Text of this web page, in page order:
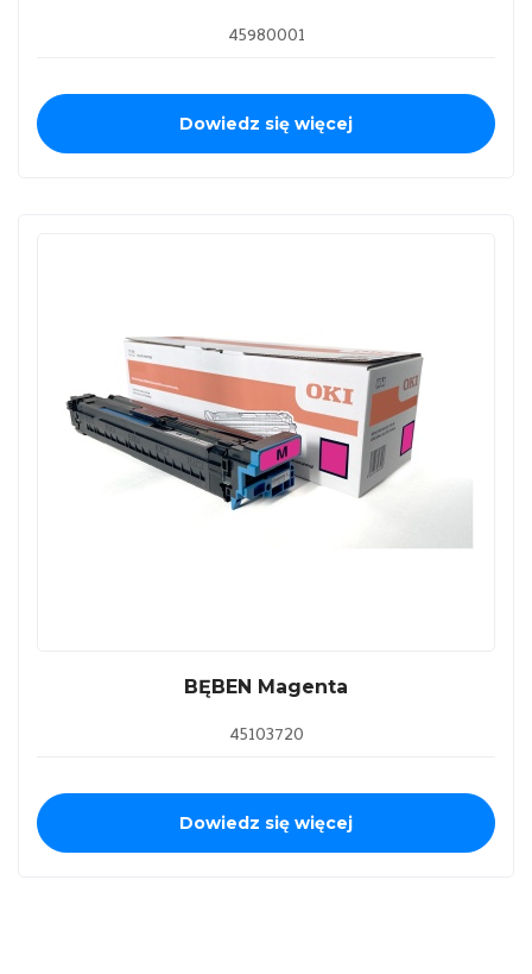
45980001
Dowiedz się więcej
BĘBEN Magenta
45103720
Dowiedz się więcej